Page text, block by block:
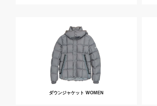
ダウンジャケット WOMEN